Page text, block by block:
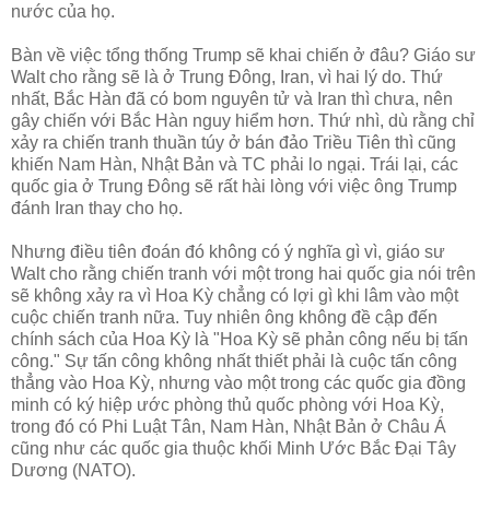
nước của họ.
Bàn về việc tổng thống Trump sẽ khai chiến ở đâu? Giáo sư
Walt cho rằng sẽ là ở Trung Đông, Iran, vì hai lý do. Thứ
nhất, Bắc Hàn đã có bom nguyên tử và Iran thì chưa, nên
gây chiến với Bắc Hàn nguy hiểm hơn. Thứ nhì, dù rằng chỉ
xảy ra chiến tranh thuần túy ở bán đảo Triều Tiên thì cũng
khiến Nam Hàn, Nhật Bản và TC phải lo ngại. Trái lại, các
quốc gia ở Trung Đông sẽ rất hài lòng với việc ông Trump
đánh Iran thay cho họ.
Nhưng điều tiên đoán đó không có ý nghĩa gì vì, giáo sư
Walt cho rằng chiến tranh với một trong hai quốc gia nói trên
sẽ không xảy ra vì Hoa Kỳ chẳng có lợi gì khi lâm vào một
cuộc chiến tranh nữa. Tuy nhiên ông không đề cập đến
chính sách của Hoa Kỳ là "Hoa Kỳ sẽ phản công nếu bị tấn
công." Sự tấn công không nhất thiết phải là cuộc tấn công
thẳng vào Hoa Kỳ, nhưng vào một trong các quốc gia đồng
minh có ký hiệp ước phòng thủ quốc phòng với Hoa Kỳ,
trong đó có Phi Luật Tân, Nam Hàn, Nhật Bản ở Châu Á
cũng như các quốc gia thuộc khối Minh Ước Bắc Đại Tây
Dương (NATO).